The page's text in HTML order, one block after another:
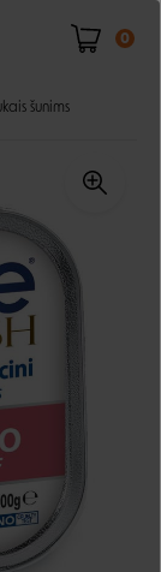
0
šunims